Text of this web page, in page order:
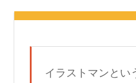
イラストマンとい